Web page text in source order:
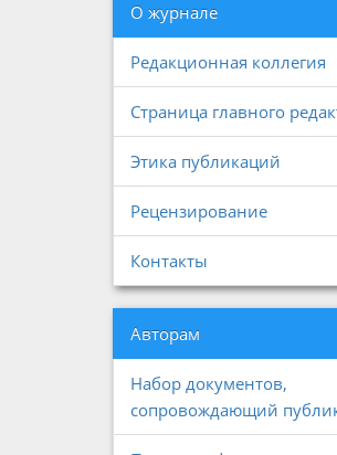
О журнале
Редакционная коллегия
Страница главного
Этика публикаций
Рецензирование
Контакты
Авторам
Набор документов,
сопровождающий